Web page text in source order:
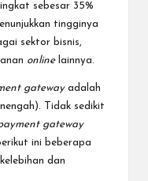
sebesar 35%
tingginya
sektor bisnis,
onlinelainnya.
gateway adalah
Tidak sedikit
gateway
ini beberapa
dan